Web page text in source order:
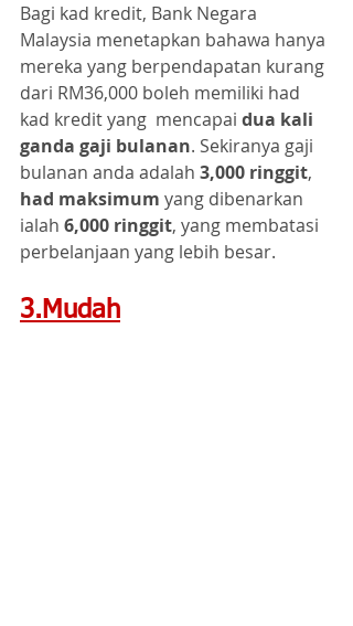
Bagi kad kredit, Bank Negara
Malaysia menetapkan bahawa hanya
mereka yang berpendapatan kurang
dari RM36,000 boleh memiliki had
kad kredit yang  mencapai dua kali
ganda gaji bulanan. Sekiranya gaji
bulanan anda adalah 3,000 ringgit,
had maksimum yang dibenarkan
ialah 6,000 ringgit, yang membatasi
perbelanjaan yang lebih besar.
3.Mudah